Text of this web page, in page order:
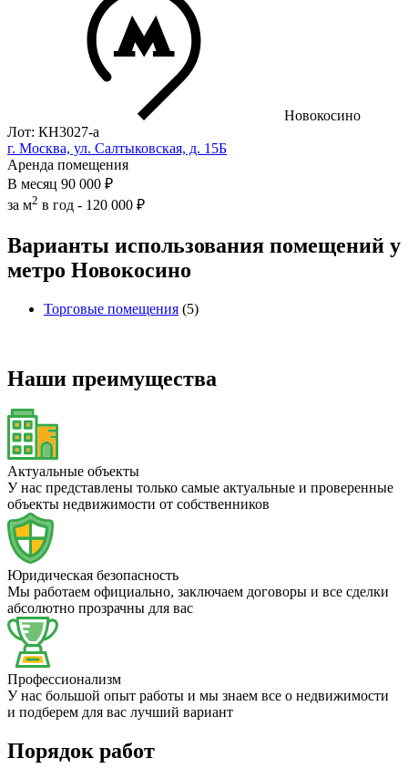
Новокосино
Лот: КН3027-a
г. Москва, ул. Салтыковская, д. 15Б
Аренда помещения
В месяц 90 000 ₽
за м2 в год - 120 000 ₽
Варианты использования помещений у
метро Новокосино
Торговые помещения (5)
Наши преимущества
Актуальные объекты
У нас представлены только самые актуальные и проверенные
объекты недвижимости от собственников
Юридическая безопасность
Мы работаем официально, заключаем договоры и все сделки
абсолютно прозрачны для вас
Профессионализм
У нас большой опыт работы и мы знаем все о недвижимости
и подберем для вас лучший вариант
Порядок работ